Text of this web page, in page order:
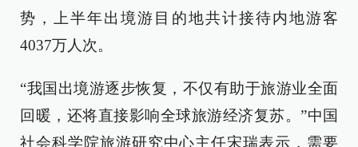
势，上半年出境游目的地共计接待内地游客
4037万人次。
“我国出境游逐步恢复，不仅有助于旅游业全面
回暖，还将直接影响全球旅游经济复苏。”中国
社会科学院旅游研究中心主任宋瑞表示，需要